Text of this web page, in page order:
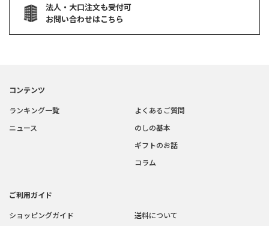
法人・大口注文も受付可
お問い合わせはこちら
コンテンツ
ランキング一覧
ニュース
よくあるご質問
のしの基本
ギフトのお話
コラム
ご利用ガイド
ショッピングガイド
送料について